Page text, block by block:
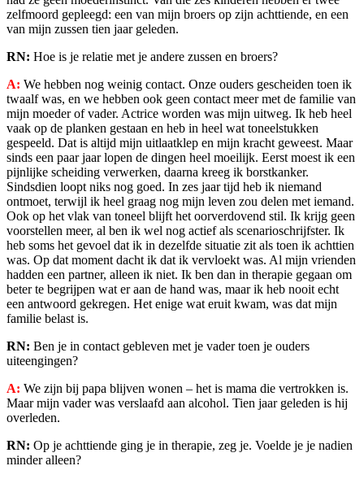
zelfmoord gepleegd: een van mijn broers op zijn achttiende, en een
van mijn zussen tien jaar geleden.
RN: Hoe is je relatie met je andere zussen en broers?
A: We hebben nog weinig contact. Onze ouders gescheiden toen ik
twaalf was, en we hebben ook geen contact meer met de familie van
mijn moeder of vader. Actrice worden was mijn uitweg. Ik heb heel
vaak op de planken gestaan en heb in heel wat toneelstukken
gespeeld. Dat is altijd mijn uitlaatklep en mijn kracht geweest. Maar
sinds een paar jaar lopen de dingen heel moeilijk. Eerst moest ik een
pijnlijke scheiding verwerken, daarna kreeg ik borstkanker.
Sindsdien loopt niks nog goed. In zes jaar tijd heb ik niemand
ontmoet, terwijl ik heel graag nog mijn leven zou delen met iemand.
Ook op het vlak van toneel blijft het oorverdovend stil. Ik krijg geen
voorstellen meer, al ben ik wel nog actief als scenarioschrijfster. Ik
heb soms het gevoel dat ik in dezelfde situatie zit als toen ik achttien
was. Op dat moment dacht ik dat ik vervloekt was. Al mijn vrienden
hadden een partner, alleen ik niet. Ik ben dan in therapie gegaan om
beter te begrijpen wat er aan de hand was, maar ik heb nooit echt
een antwoord gekregen. Het enige wat eruit kwam, was dat mijn
familie belast is.
RN: Ben je in contact gebleven met je vader toen je ouders
uiteengingen?
A: We zijn bij papa blijven wonen – het is mama die vertrokken is.
Maar mijn vader was verslaafd aan alcohol. Tien jaar geleden is hij
overleden.
RN: Op je achttiende ging je in therapie, zeg je. Voelde je je nadien
minder alleen?